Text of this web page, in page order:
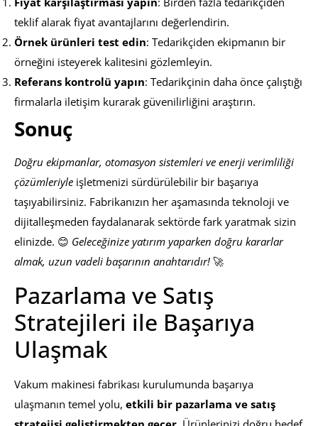
teklif alarak fiyat avantajlarını değerlendirin.
Örnek ürünleri test edin: Tedarikçiden ekipmanın bir
örneğini isteyerek kalitesini gözlemleyin.
Referans kontrolü yapın: Tedarikçinin daha önce çalıştığı
firmalarla iletişim kurarak güvenilirliğini araştırın.
Sonuç
Doğru ekipmanlar, otomasyon sistemleri ve enerji verimliliği
çözümleriyle işletmenizi sürdürülebilir bir başarıya
taşıyabilirsiniz. Fabrikanızın her aşamasında teknoloji ve
dijitalleşmeden faydalanarak sektörde fark yaratmak sizin
elinizde. 😊 Geleceğinize yatırım yaparken doğru kararlar
almak, uzun vadeli başarının anahtarıdır! 🚀
Pazarlama ve Satış
Stratejileri ile Başarıya
Ulaşmak
Vakum makinesi fabrikası kurulumunda başarıya
ulaşmanın temel yolu, etkili bir pazarlama ve satış